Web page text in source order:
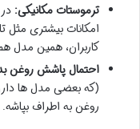
ترموستات مکانیکی:
امکانات بیشتری مثل
کاربران، همین مدل هم
احتمال پاشش روغن
(که بعضی مدل ها
روغن به اطراف بپاشه.